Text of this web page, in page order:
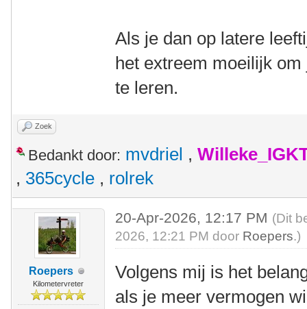
Als je dan op latere
het extreem moeilijk
te leren.
Zoek
Bedankt door: mvdriel ,
, 365cycle , rolrek
Roepers
Kilometervreter
20-Apr-2026, 12:17 PM (Dit
2026, 12:21 PM door Roepers.)
Volgens mij is het
als je meer vermogen